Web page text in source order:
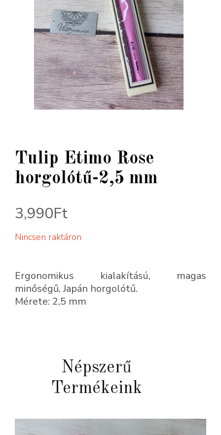
Tulip Etimo Rose
horgolótű-2,5 mm
3,990Ft
Nincsen raktáron
Ergonomikus kialakítású, magas
minőségű, Japán horgolótű.
Mérete: 2,5 mm
Népszerű
Termékeink